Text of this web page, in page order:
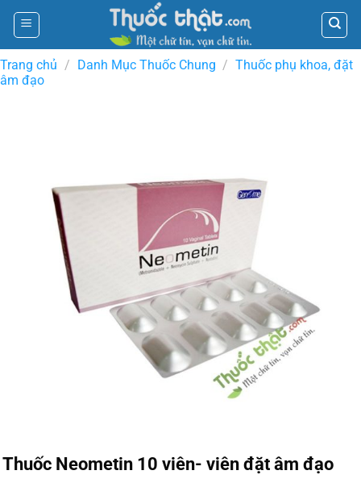
Skip
content
Trang chủ / Danh Mục Thuốc Chung / Thuốc phụ khoa, đặt
âm đạo
Thuốc Neometin 10 viên- viên đặt âm đạo